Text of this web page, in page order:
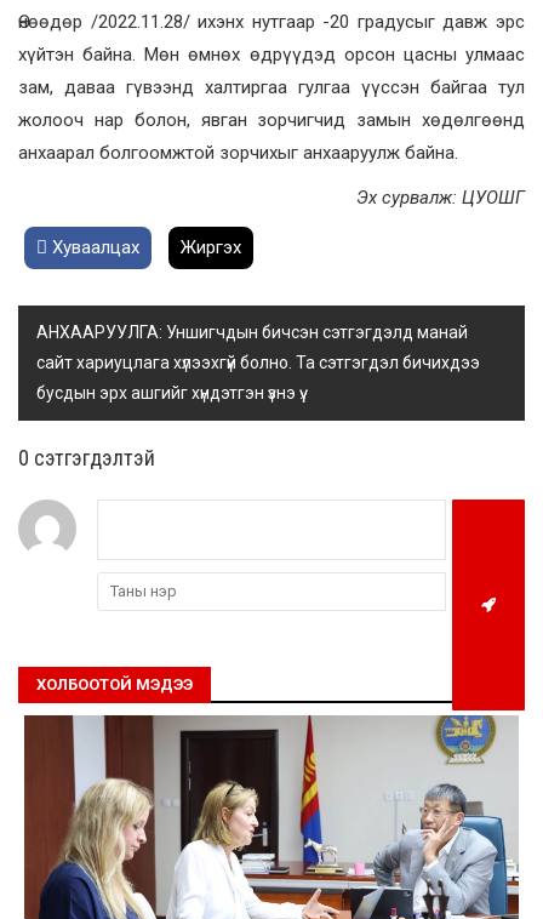
Өнөөдөр /2022.11.28/ ихэнх нутгаар -20 градусыг давж эрс
хүйтэн байна. Мөн өмнөх өдрүүдэд орсон цасны улмаас
зам, даваа гүвээнд халтиргаа гулгаа үүссэн байгаа тул
жолооч нар болон, явган зорчигчид замын хөдөлгөөнд
анхаарал болгоомжтой зорчихыг анхааруулж байна.
Эх сурвалж: ЦУОШГ
Хуваалцах Жиргэх
АНХААРУУЛГА: Уншигчдын бичсэн сэтгэгдэлд манай
сайт хариуцлага хүлээхгүй болно. Та сэтгэгдэл бичихдээ
бусдын эрх ашгийг хүндэтгэн үзнэ үү.
0 cэтгэгдэлтэй
ХОЛБООТОЙ МЭДЭЭ